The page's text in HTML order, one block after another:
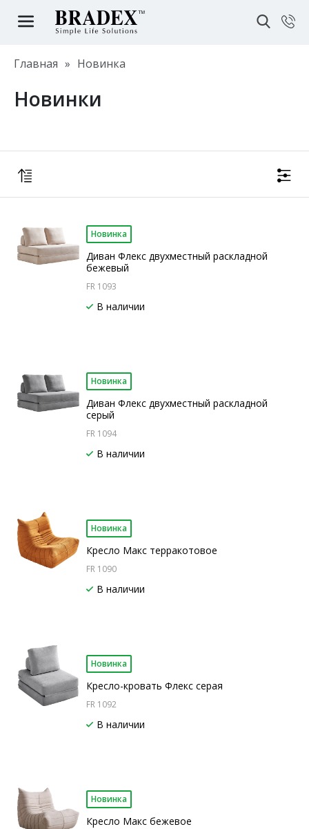
Главная » Новинка
Новинки
Новинка
Диван Флекс двухместный раскладной
бежевый
FR 1093
В наличии
Новинка
Диван Флекс двухместный раскладной
серый
FR 1094
В наличии
Новинка
Кресло Макс терракотовое
FR 1090
В наличии
Новинка
Кресло-кровать Флекс серая
FR 1092
В наличии
Новинка
Кресло Макс бежевое